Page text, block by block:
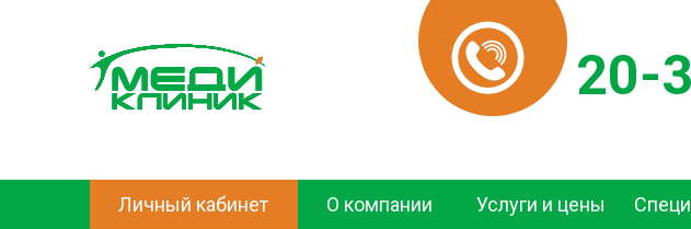
20-
Личный кабинет О компании Услуги и цены